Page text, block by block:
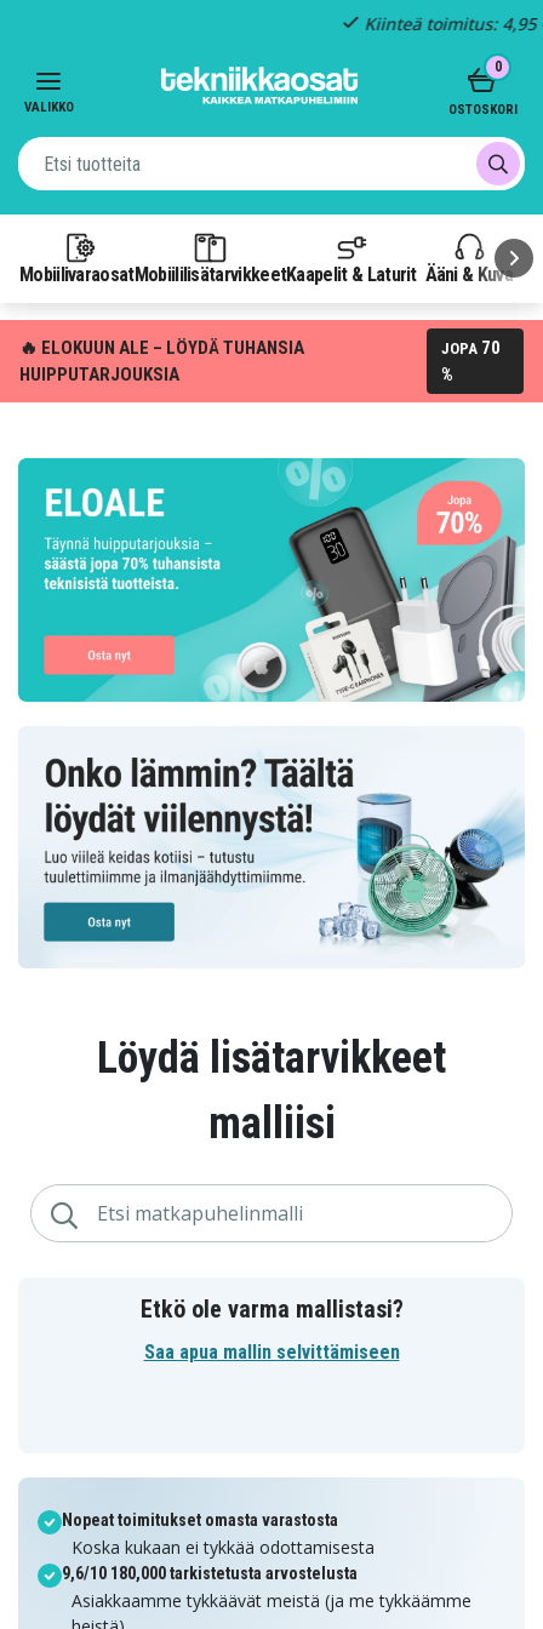
Kiinteä toimitus: 4,95 €
VALIKKO
MobiilivaraosatMobiililisätarvikkeetKaapelit & Laturit Ääni & Kuva
0
OSTOSKORI
🔥 ELOKUUN ALE – LÖYDÄ TUHANSIA
HUIPPUTARJOUKSIA
JOPA 70
%
Löydä lisätarvikkeet
malliisi
Etkö ole varma mallistasi?
Saa apua mallin selvittämiseen
Nopeat toimitukset omasta varastosta
Koska kukaan ei tykkää odottamisesta
9,6/10 180,000 tarkistetusta arvostelusta
Asiakkaamme tykkäävät meistä (ja me tykkäämme